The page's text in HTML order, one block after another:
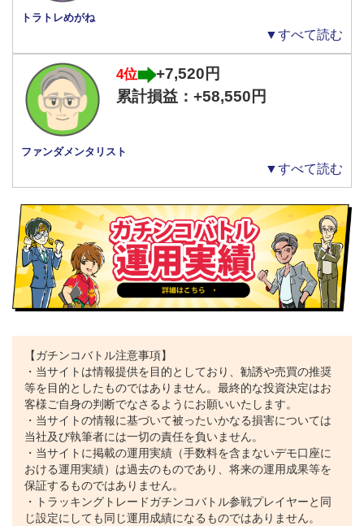
トラトレめがね
▼すべて読む
4位
+7,520円
累計損益：+58,550円
ファンダメンタリスト
▼すべて読む
【ガチンコバトル注意事項】
・当サイトは情報提供を目的としており、勧誘や売買の推奨
等を目的としたものではありません。最終的な投資決定はお
客様ご自身の判断でなさるようにお願いいたします。
・当サイトの情報に基づいて被ったいかなる損害については
当社及び執筆者には一切の責任を負いません。
・当サイトに掲載の運用実績（手数料を含まないデモ口座に
おける運用実績）は過去のものであり、将来の運用成果等を
保証するものではありません。
・トラッキングトレードガチンコバトル参戦プレイヤーと同
じ設定にしても同じ運用成績になるものではありません。